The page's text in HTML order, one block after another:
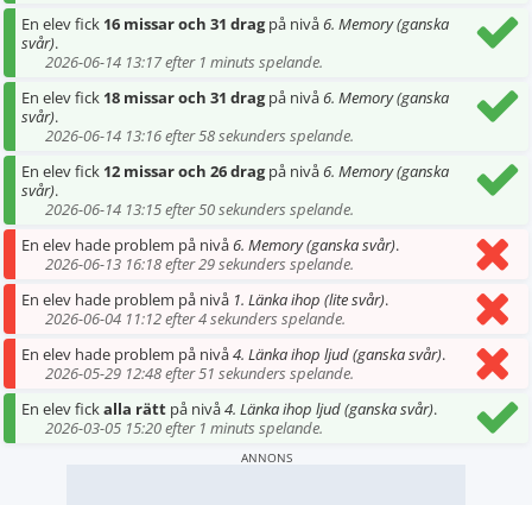
En elev fick 16 missar och 31 dragpå nivå6. Memory (ganska
svår).
2026-06-14 13:17 efter 1 minuts spelande.
En elev fick 18 missar och 31 dragpå nivå6. Memory (ganska
svår).
2026-06-14 13:16 efter 58 sekunders spelande.
En elev fick 12 missar och 26 dragpå nivå6. Memory (ganska
svår).
2026-06-14 13:15 efter 50 sekunders spelande.
En elev hade problem på nivå6. Memory (ganska svår).
2026-06-13 16:18 efter 29 sekunders spelande.
En elev hade problem på nivå 1. Länka ihop (lite svår).
2026-06-04 11:12 efter 4 sekunders spelande.
En elev hade problem på nivå4. Länka ihop ljud (ganska svår).
2026-05-29 12:48 efter 51 sekunders spelande.
En elev fickalla rätt på nivå4. Länka ihop ljud (ganska svår).
2026-03-05 15:20 efter 1 minuts spelande.
ANNONS